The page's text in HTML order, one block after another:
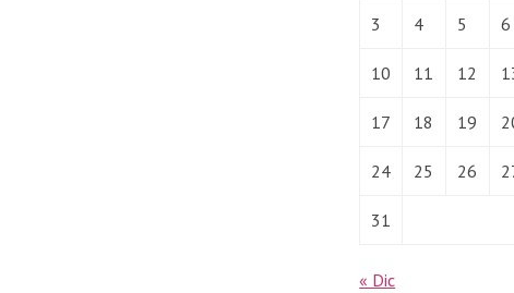
3 4 5 6
10 11 12
17 18 19
24 25 26
31
« Dic